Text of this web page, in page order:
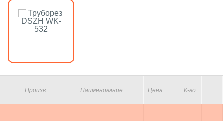
Произв. Наименование Цена К-во